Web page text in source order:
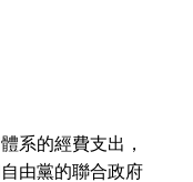
的經費支出，
由黨的聯合政府